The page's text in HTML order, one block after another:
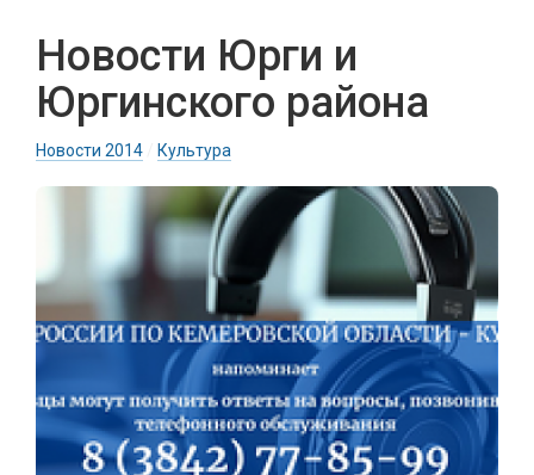
Новости Юрги и
Юргинского района
Новости 2014 Культура